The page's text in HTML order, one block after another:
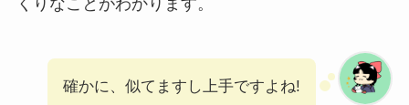
確かに、似てますし上手ですよね!